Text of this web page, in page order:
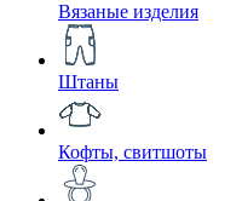
Вязаные изделия
Штаны
Кофты, свитшоты